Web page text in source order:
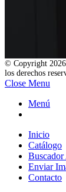
© Copyright 2026
los derechos
Close Menu
Menú
Inicio
Catálogo
Buscador
Enviar
Contacto